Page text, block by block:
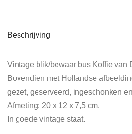
Beschrijving
Vintage blik/bewaar bus Koffie van
Bovendien met Hollandse
gezet, geserveerd, ingeschonken
Afmeting: 20 x 12 x 7,5 cm.
In goede vintage staat.